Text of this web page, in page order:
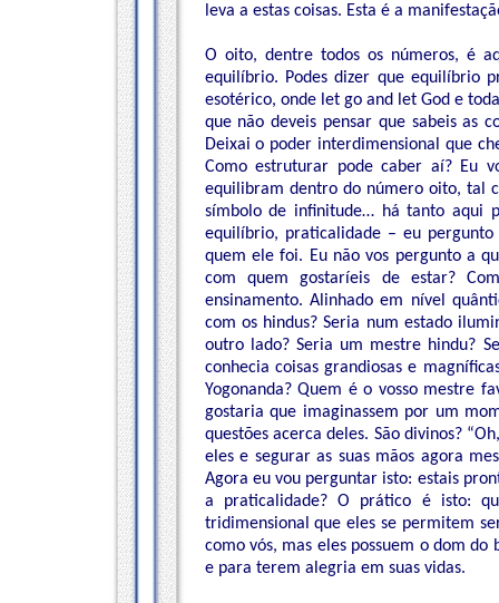
leva a estas coisas. Esta é a
O oito, dentre todos os números, é
equilíbrio. Podes dizer que equilíbrio
esotérico, onde let go and let God e
que não deveis pensar que sabeis as
Deixai o poder interdimensional que
Como estruturar pode caber aí? Eu
equilibram dentro do número oito, tal
símbolo de infinitude… há tanto aqui
equilíbrio, praticalidade – eu
quem ele foi. Eu não vos pergunto a
com quem gostaríeis de estar?
ensinamento. Alinhado em nível
com os hindus? Seria num estado
outro lado? Seria um mestre hindu?
conhecia coisas grandiosas e
Yogonanda? Quem é o vosso mestre
gostaria que imaginassem por um
questões acerca deles. São divinos?
eles e segurar as suas mãos agora
Agora eu vou perguntar isto: estais
a praticalidade? O prático é isto:
tridimensional que eles se permitem
como vós, mas eles possuem o dom
e para terem alegria em suas vidas.